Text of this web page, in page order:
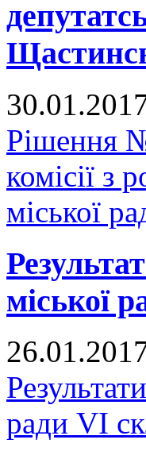
Рішення
комісії з
міської
міської
ради VI